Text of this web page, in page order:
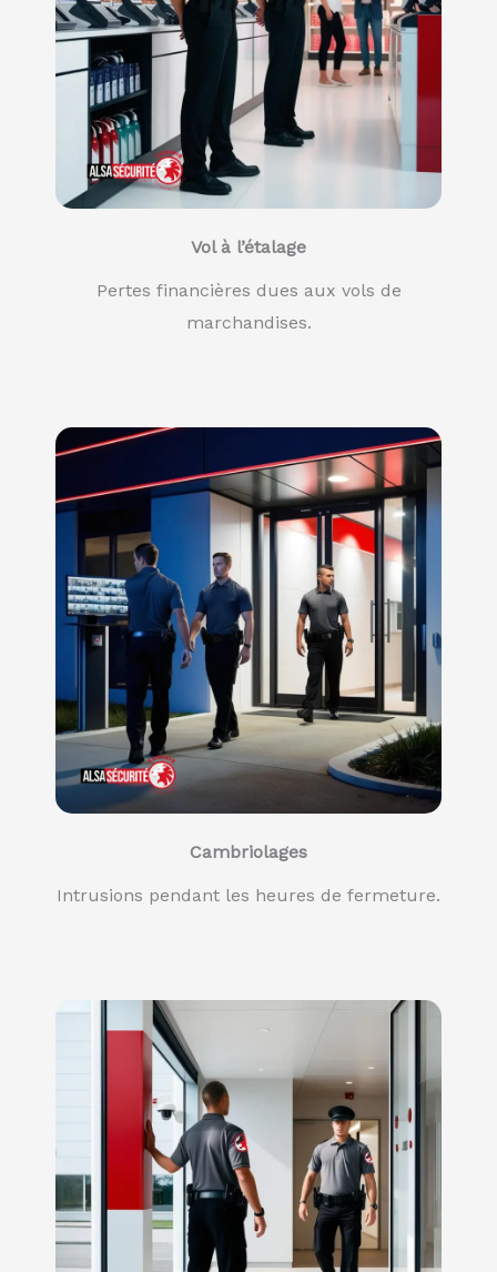
Vol à l’étalage
Pertes financières dues aux vols de
marchandises.
Cambriolages
Intrusions pendant les heures de fermeture.